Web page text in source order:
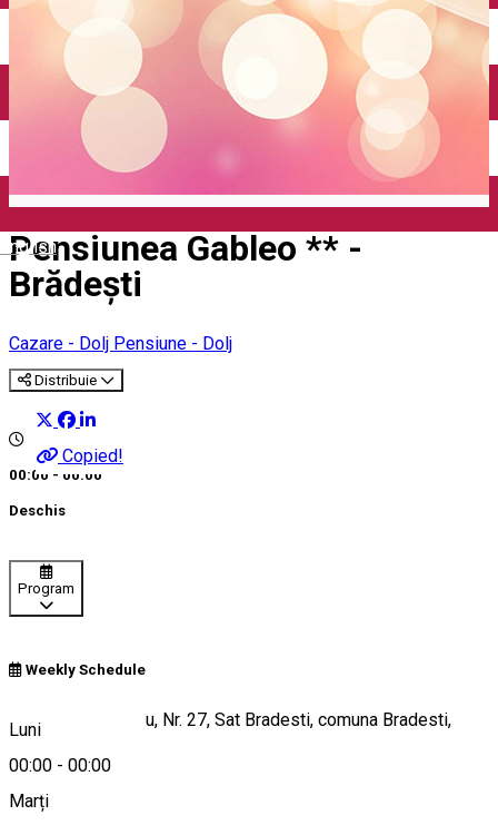
English
Închirieri biciclete
Încărcare vehicule electrice
Pensiunea Gableo ** -
Brădești
Cazare - Dolj Pensiune - Dolj
Distribuie
Copied!
00:00 - 00:00
Deschis
Program
Weekly Schedule
Luni
00:00 - 00:00
Marți
Str. Dr. Bradisteanu, Nr. 27, Sat Bradesti, comuna Bradesti,
judetul Dolj